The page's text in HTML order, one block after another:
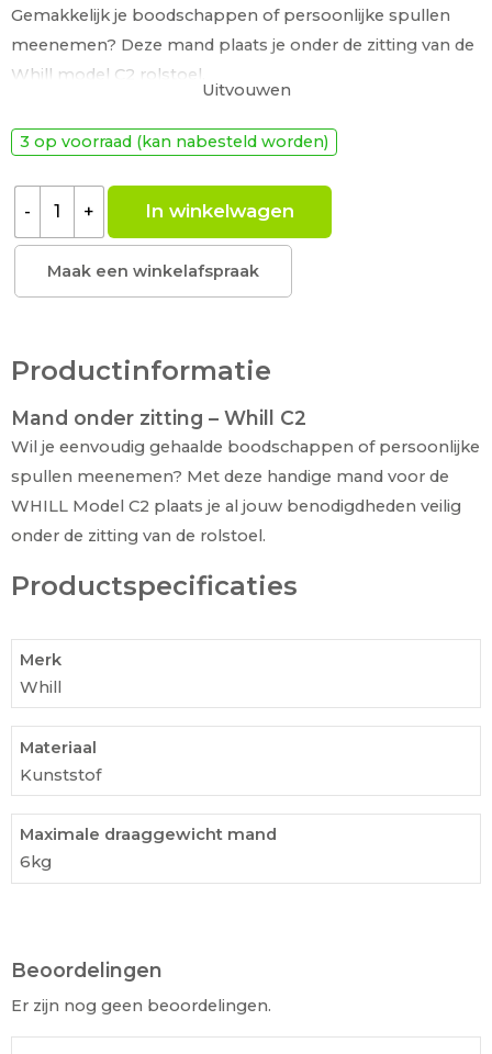
Gemakkelijk je boodschappen of persoonlijke spullen
meenemen? Deze mand plaats je onder de zitting van de
Whill model C2 rolstoel.
Uitvouwen
3 op voorraad (kan nabesteld worden)
- + In winkelwagen
Maak een winkelafspraak
Productinformatie
Mand onder zitting – Whill C2
Wil je eenvoudig gehaalde boodschappen of persoonlijke
spullen meenemen? Met deze handige mand voor de
WHILL Model C2 plaats je al jouw benodigdheden veilig
onder de zitting van de rolstoel.
Productspecificaties
Merk
Whill
Materiaal
Kunststof
Maximale draaggewicht mand
6kg
Beoordelingen
Er zijn nog geen beoordelingen.